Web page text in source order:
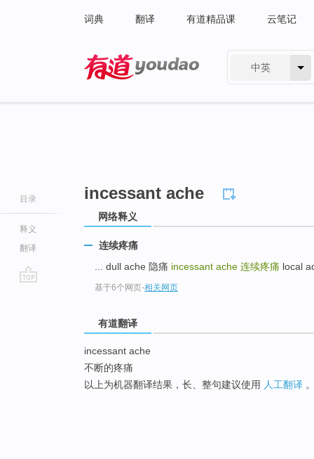
词典 翻译 有道精品课 云笔记
中英
目录
释义
翻译
incessant ache
网络释义
连续疼痛
... dull ache 隐痛 incessant ache 连续疼痛 local
基于6个网页-相关网页
有道翻译
incessant ache
不断的疼痛
以上为机器翻译结果，长、整句建议使用 人工翻译